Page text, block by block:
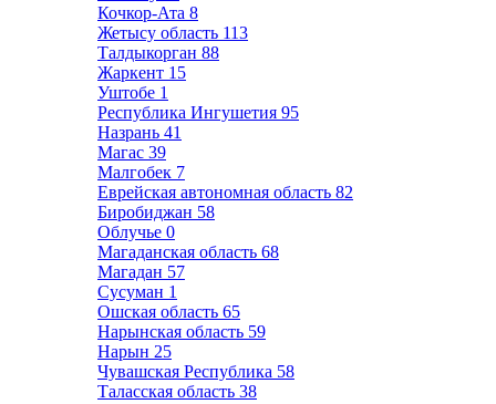
Кочкор-Ата 8
Жетысу область 113
Талдыкорган 88
Жаркент 15
Уштобе 1
Республика Ингушетия 95
Назрань 41
Магас 39
Малгобек 7
Еврейская автономная область 82
Биробиджан 58
Облучье 0
Магаданская область 68
Магадан 57
Сусуман 1
Ошская область 65
Нарынская область 59
Нарын 25
Чувашская Республика 58
Таласская область 38